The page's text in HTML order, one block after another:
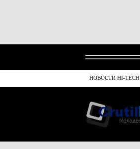
НОВОСТИ HI-TECH